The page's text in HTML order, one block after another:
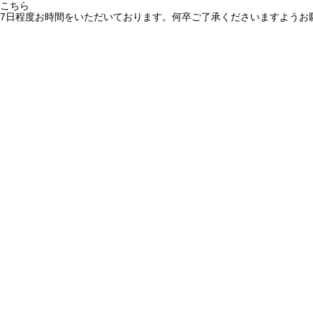
ちら
程度お時間をいただいております。何卒ご了承くださいますようお